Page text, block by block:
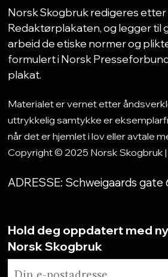
Norsk Skogbruk redigeres etter
Redaktørplakaten, og legger til
arbeid de etiske normer og
formulert i Norsk
plakat.
Materialet er vernet etter
uttrykkelig samtykke er
når det er hjemlet i lov eller avtale
Copyright © 2025 Norsk Skogbruk |
ADRESSE: Schweigaards gate
Hold deg oppdatert med
Norsk Skogbruk